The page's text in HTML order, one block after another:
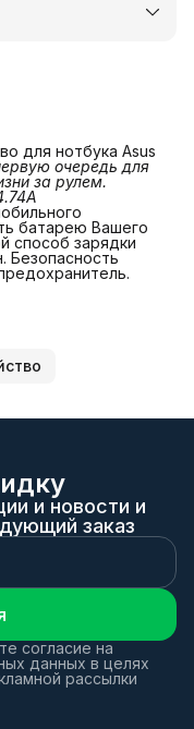
для нотбука Asus
очередь для
за рулем.
батарею Вашего
способ зарядки
Безопасность
и новости и
заказ
согласие на
данных в целях
рассылки